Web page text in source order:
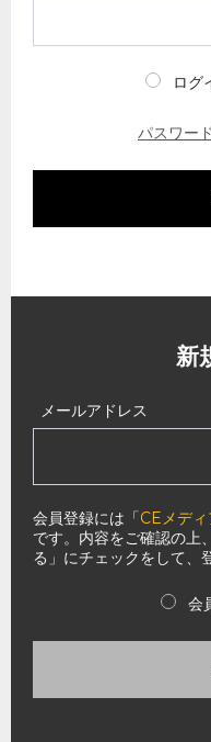
ログ
パスワー
新
メールアドレス
会員登録には「CEメデ
です。内容をご確認の上
る」にチェックをして、
会